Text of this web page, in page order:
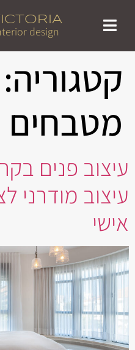
design
קטגוריה:
מטבחים
עיצוב פנים
עיצוב מודרני
אישי